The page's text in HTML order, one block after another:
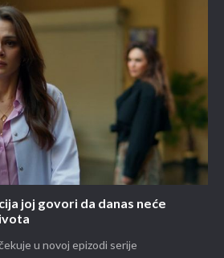
joj govori da danas neće
u novoj epizodi serije